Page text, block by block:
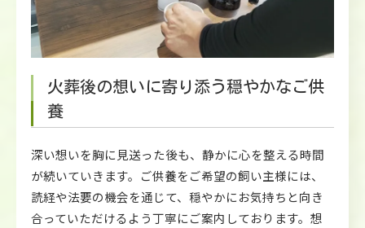
火葬後の想いに寄り添う穏やかなご供
養
深い想いを胸に見送った後も、静かに心を整える時間
が続いていきます。ご供養をご希望の飼い主様には、
読経や法要の機会を通じて、穏やかにお気持ちと向き
合っていただけるよう丁寧にご案内しております。想